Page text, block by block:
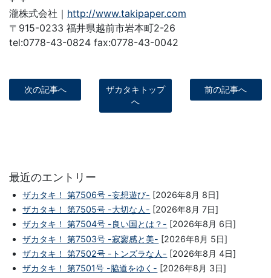
瀧株式会社｜ http://www.takipaper.com
〒915-0233 福井県越前市岩本町2-26
tel:0778-43-0824 fax:0778-43-0042
次の記事へ
ザカタキトップ
へ
前の記事へ
最近のエントリー
ザカタキ！ 第7506号 -妄想遊び- [2026年8月 8日]
ザカタキ！ 第7505号 -大切な人- [2026年8月 7日]
ザカタキ！ 第7504号 -良い国とは？- [2026年8月 6日]
ザカタキ！ 第7503号 -寂寥感と美- [2026年8月 5日]
ザカタキ！ 第7502号 -トンズラな人- [2026年8月 4日]
ザカタキ！ 第7501号 -脇道をゆく- [2026年8月 3日]